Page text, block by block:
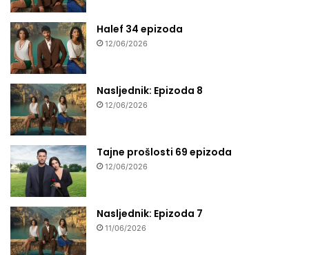
Halef 34 epizoda
12/06/2026
Nasljednik: Epizoda 8
12/06/2026
Tajne prošlosti 69 epizoda
12/06/2026
Nasljednik: Epizoda 7
11/06/2026